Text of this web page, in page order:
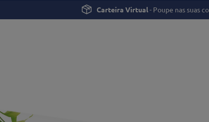
Carteira Virtual- Poupe nas suas